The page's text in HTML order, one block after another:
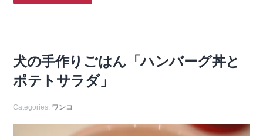
犬の手作りごはん「ハンバーグ丼と
ポテトサラダ」
Categories: ワンコ